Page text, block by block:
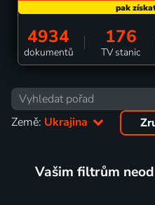
4934
dokumentů
176
TV stanic
Země: Ukrajina
Vašim filtrům